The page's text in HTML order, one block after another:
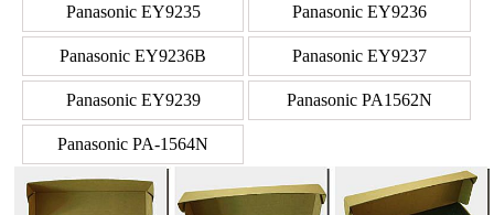
Panasonic EY9235 Panasonic EY9236
Panasonic EY9236B Panasonic EY9237
Panasonic EY9239 Panasonic PA1562N
Panasonic PA-1564N